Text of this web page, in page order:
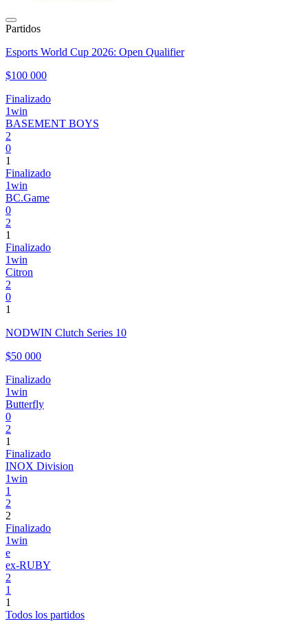
Partidos
Esports World Cup 2026: Open Qualifier
$100 000
Finalizado
1win
BASEMENT BOYS
2
0
1
Finalizado
1win
BC.Game
0
2
1
Finalizado
1win
Citron
2
0
1
NODWIN Clutch Series 10
$50 000
Finalizado
1win
Butterfly
0
2
1
Finalizado
INOX Division
1win
1
2
2
Finalizado
1win
e
ex-RUBY
2
1
1
Todos los partidos